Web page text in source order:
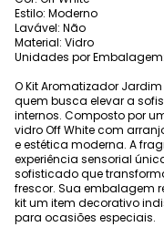
Estilo: Moderno
Lavável: Não
Material: Vidro
Unidades por
O Kit Aromatizador
quem busca elevar a
internos. Composto por
vidro Off White com
e estética moderna. A
experiência sensorial
sofisticado que
frescor. Sua embalagem
kit um item decorativo
para ocasiões especiais.